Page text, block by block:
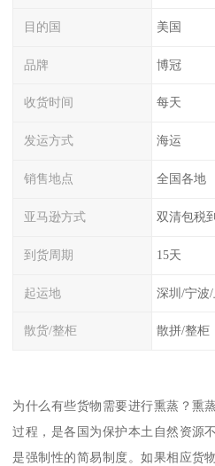
目的国 美国
品牌 博冠
收货时间 每天
发运方式 海运
销售地点 全国各地
亚马逊方式 双清包税
到货周期 15天
起运地 深圳/宁波
散货/整柜 散拼/整柜
为什么有些货物需要进行熏蒸？熏
过程，是各国为保护本土自然资源
是强制性的简易制度。如果相应货